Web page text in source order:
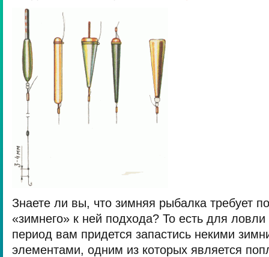
Знаете ли вы, что зимняя рыбалка требует
«зимнего» к ней подхода? То есть для
период вам придется запастись некими
элементами, одним из которых является